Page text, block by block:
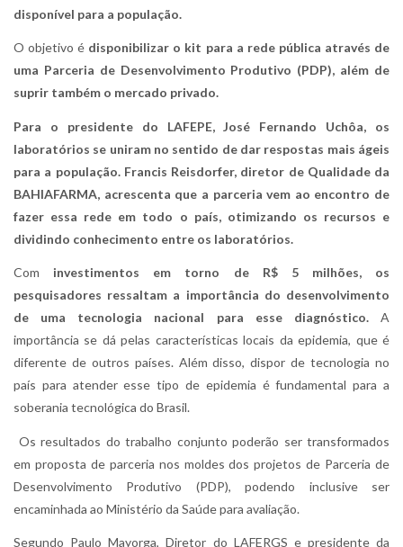
disponível para a população.
O objetivo é disponibilizar o kit para a rede pública através de
uma Parceria de Desenvolvimento Produtivo (PDP), além de
suprir também o mercado privado.
Para o presidente do LAFEPE, José Fernando Uchôa, os
laboratórios se uniram no sentido de dar respostas mais ágeis
para a população. Francis Reisdorfer, diretor de Qualidade da
BAHIAFARMA, acrescenta que a parceria vem ao encontro de
fazer essa rede em todo o país, otimizando os recursos e
dividindo conhecimento entre os laboratórios.
Com investimentos em torno de R$ 5 milhões, os
pesquisadores ressaltam a importância do desenvolvimento
de uma tecnologia nacional para esse diagnóstico.A
importância se dá pelas características locais da epidemia, que é
diferente de outros países. Além disso, dispor de tecnologia no
país para atender esse tipo de epidemia é fundamental para a
soberania tecnológica do Brasil.
Os resultados do trabalho conjunto poderão ser transformados
em proposta de parceria nos moldes dos projetos de Parceria de
Desenvolvimento Produtivo (PDP), podendo inclusive ser
encaminhada ao Ministério da Saúde para avaliação.
Segundo Paulo Mayorga, Diretor do LAFERGS e presidente da